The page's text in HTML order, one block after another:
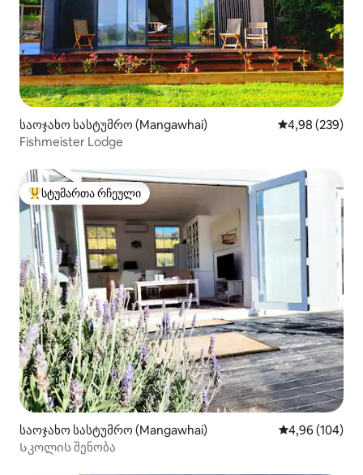
საოჯახო სასტუმრო (Mangawhai) საშუალო
4,98 (239)
Fishmeister Lodge
სტუმართა რჩეული მოწინავე ვარიანტი
სტუმართა რჩეული
საოჯახო სასტუმრო (Mangawhai) საშუალო
4,96 (104)
Სკოლის შენობა